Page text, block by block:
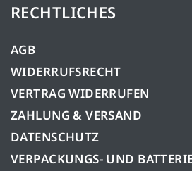
RECHTLICHES
AGB
WIDERRUFSRECHT
VERTRAG WIDERRUFEN
ZAHLUNG & VERSAND
DATENSCHUTZ
VERPACKUNGS- UND